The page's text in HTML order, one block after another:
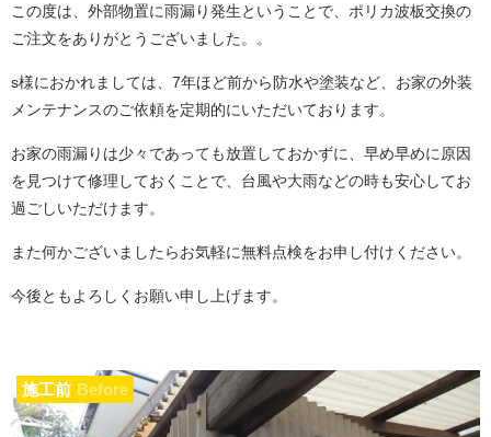
この度は、外部物置に雨漏り発生ということで、ポリカ波板交換の
ご注文をありがとうございました。。
s様におかれましては、7年ほど前から防水や塗装など、お家の外装
メンテナンスのご依頼を定期的にいただいております。
お家の雨漏りは少々であっても放置しておかずに、早め早めに原因
を見つけて修理しておくことで、台風や大雨などの時も安心してお
過ごしいただけます。
また何かございましたらお気軽に無料点検をお申し付けください。
今後ともよろしくお願い申し上げます。
施工前 Before